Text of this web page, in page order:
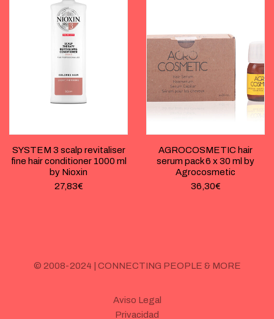
SYSTEM 3 scalp revitaliser
fine hair conditioner 1000 ml
by Nioxin
27,83€
AGROCOSMETIC hair
serum pack 6 x 30 ml by
Agrocosmetic
36,30€
© 2008-2024 | CONNECTING PEOPLE & MORE
Aviso Legal
Privacidad